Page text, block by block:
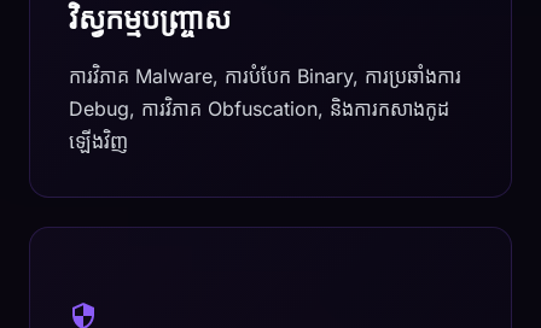
វិស្វកម្មបញ្ច្រាស
ការវិភាគ Malware, ការបំបែក Binary, ការប្រឆាំងការ
Debug, ការវិភាគ Obfuscation, និងការកសាងកូដ
ឡើងវិញ